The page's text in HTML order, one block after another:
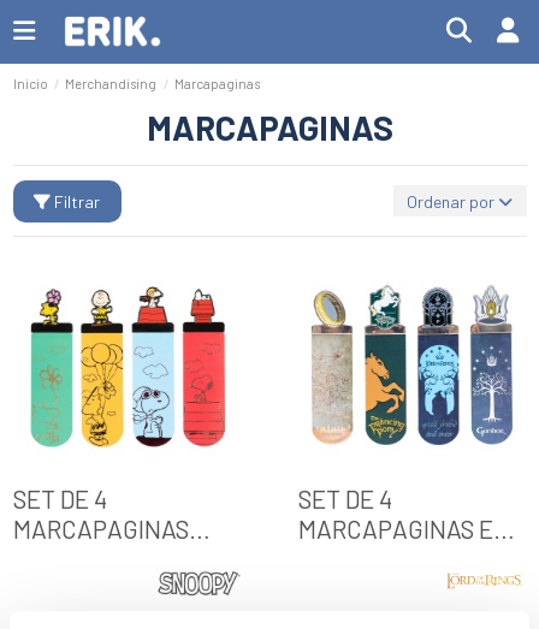
Inicio Merchandising Marcapaginas
MARCAPAGINAS
Filtrar Ordenar por
SET DE 4
MARCAPAGINAS
SET DE 4
MARCAPAGINAS EL